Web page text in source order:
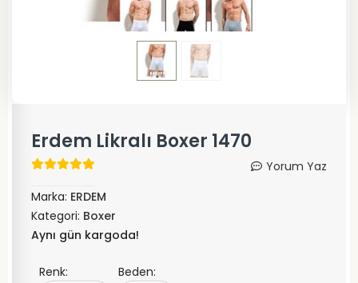
Erdem Likralı Boxer 1470
Yorum Yaz
Marka: ERDEM
Kategori: Boxer
Aynı gün kargoda!
Renk: Beden: